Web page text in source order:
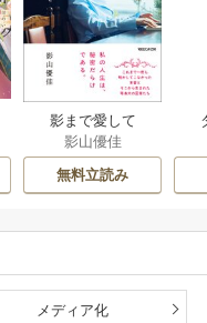
影まで愛して
影山優佳
無料立読み
メディア化